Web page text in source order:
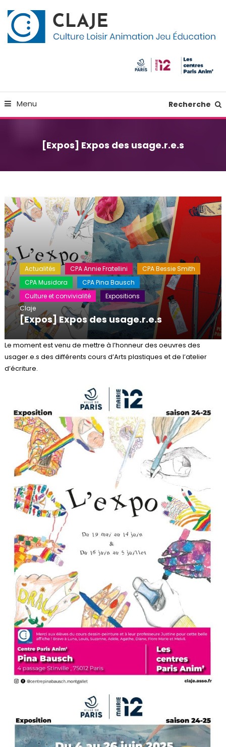
To
Content
Menu Recherche
[Expos] Expos des usage.r.e.s
Actualités CPA Annie Fratellini
CPA Bessie Smith
CPA Musidora
CPA Pina Bausch
Culture et convivialité
Expositions
Claje
[Expos] Expos des usage.r.e.s
Le moment est venu de mettre à l’honneur des oeuvres des
usager.e.s des différents cours d’Arts plastiques et de l’atelier
d’écriture.